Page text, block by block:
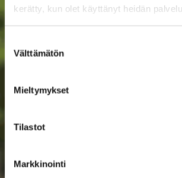
kerätty, kun olet käyttänyt heidän
valinta
Välttämätön
Mieltymykset
Tilastot
Markkinointi